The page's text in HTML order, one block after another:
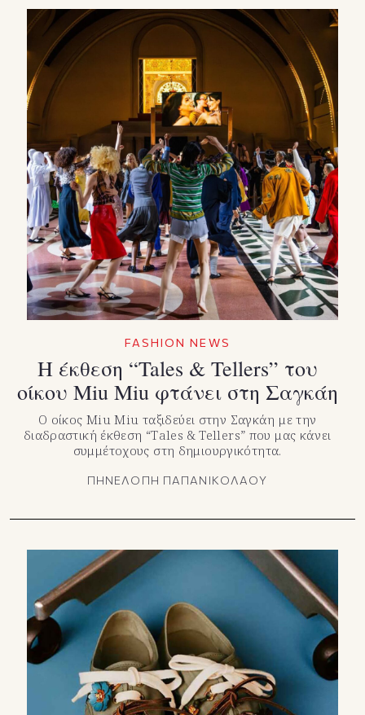
FASHION NEWS
Η έκθεση “Tales & Tellers” του
οίκου Miu Miu φτάνει στη Σαγκάη
Ο οίκος Miu Miu ταξιδεύει στην Σαγκάη με την
διαδραστική έκθεση “Tales & Tellers” που μας κάνει
συμμέτοχους στη δημιουργικότητα.
ΠΗΝΕΛΟΠΗ ΠΑΠΑΝΙΚΟΛΑΟΥ